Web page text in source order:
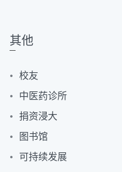
其他
校友
中医药诊所
捐资浸大
图书馆
可持续发展